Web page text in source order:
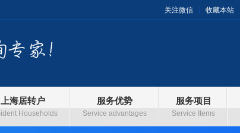
关注微信 收藏本站
上海居转户
Households
服务优势
Service advantages
服务项目
Service Items